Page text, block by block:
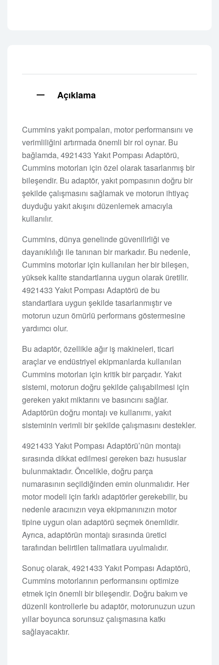
Açıklama
Cummins yakıt pompaları, motor performansını ve
verimliliğini artırmada önemli bir rol oynar. Bu
bağlamda, 4921433 Yakıt Pompası Adaptörü,
Cummins motorları için özel olarak tasarlanmış bir
bileşendir. Bu adaptör, yakıt pompasının doğru bir
şekilde çalışmasını sağlamak ve motorun ihtiyaç
duyduğu yakıt akışını düzenlemek amacıyla
kullanılır.
Cummins, dünya genelinde güvenilirliği ve
dayanıklılığı ile tanınan bir markadır. Bu nedenle,
Cummins motorlar için kullanılan her bir bileşen,
yüksek kalite standartlarına uygun olarak üretilir.
4921433 Yakıt Pompası Adaptörü de bu
standartlara uygun şekilde tasarlanmıştır ve
motorun uzun ömürlü performans göstermesine
yardımcı olur.
Bu adaptör, özellikle ağır iş makineleri, ticari
araçlar ve endüstriyel ekipmanlarda kullanılan
Cummins motorları için kritik bir parçadır. Yakıt
sistemi, motorun doğru şekilde çalışabilmesi için
gereken yakıt miktarını ve basıncını sağlar.
Adaptörün doğru montajı ve kullanımı, yakıt
sisteminin verimli bir şekilde çalışmasını destekler.
4921433 Yakıt Pompası Adaptörü’nün montajı
sırasında dikkat edilmesi gereken bazı hususlar
bulunmaktadır. Öncelikle, doğru parça
numarasının seçildiğinden emin olunmalıdır. Her
motor modeli için farklı adaptörler gerekebilir, bu
nedenle aracınızın veya ekipmanınızın motor
tipine uygun olan adaptörü seçmek önemlidir.
Ayrıca, adaptörün montajı sırasında üretici
tarafından belirtilen talimatlara uyulmalıdır.
Sonuç olarak, 4921433 Yakıt Pompası Adaptörü,
Cummins motorlarının performansını optimize
etmek için önemli bir bileşendir. Doğru bakım ve
düzenli kontrollerle bu adaptör, motorunuzun uzun
yıllar boyunca sorunsuz çalışmasına katkı
sağlayacaktır.